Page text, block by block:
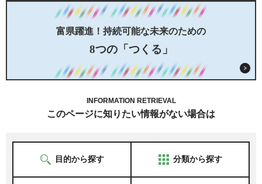
富県躍進！持続可能な未来のための
8つの「つくる」
INFORMATION RETRIEVAL
このページに知りたい情報がない場合は
目的から探す 分類から探す